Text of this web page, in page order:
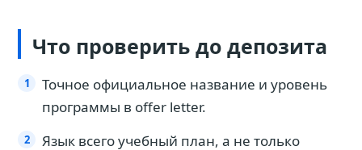
Что проверить до депозита
Точное официальное название и уровень
программы в offer letter.
Язык всего учебный план, а не только